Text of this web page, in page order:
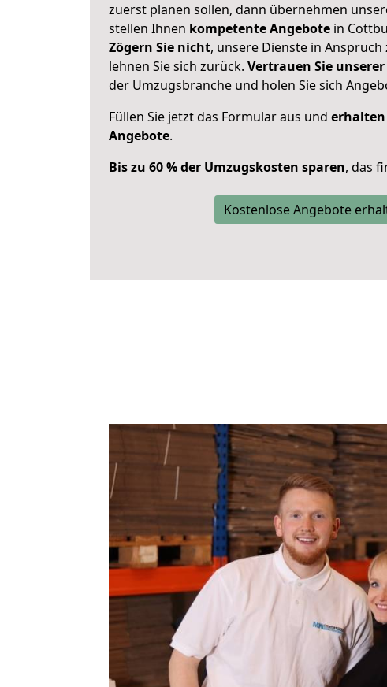
zuerst planen sollen, dann übernehmen
stellen Ihnen kompetente Angebote in
Zögern Sie nicht, unsere Dienste in
lehnen Sie sich zurück. Vertrauen Sie
der Umzugsbranche und holen Sie sich
Füllen Sie jetzt das Formular aus und erhalten
Angebote.
Bis zu 60 % der Umzugskosten sparen, das
Kostenlose Angebote